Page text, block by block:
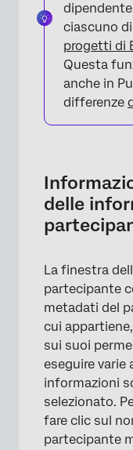
Azioni
Gerarchie
Ruoli
Autorizzazioni
FAQs
ciascuno
progetti di
Questa
anche in
differenze
delle
La finestra
partecipante
metadati del
cui
sui suoi
eseguire varie
informazioni
selezionato.
fare clic sul
partecipante